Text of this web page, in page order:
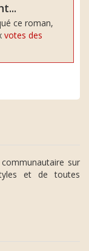
ce roman,
votes des
sur
et de toutes